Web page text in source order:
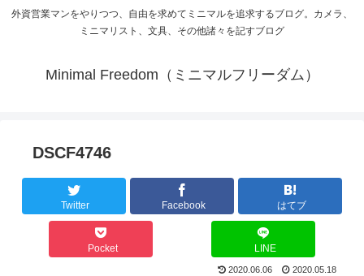
外資営業マンをやりつつ、自由を求めてミニマルを追求するブログ。カメラ、
ミニマリスト、文具、その他諸々を記すブログ
Minimal Freedom（ミニマルフリーダム）
DSCF4746
Twitter Facebook はてブ
Pocket LINE
2020.06.06 2020.05.18